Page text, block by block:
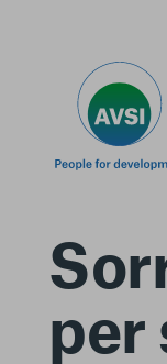
per